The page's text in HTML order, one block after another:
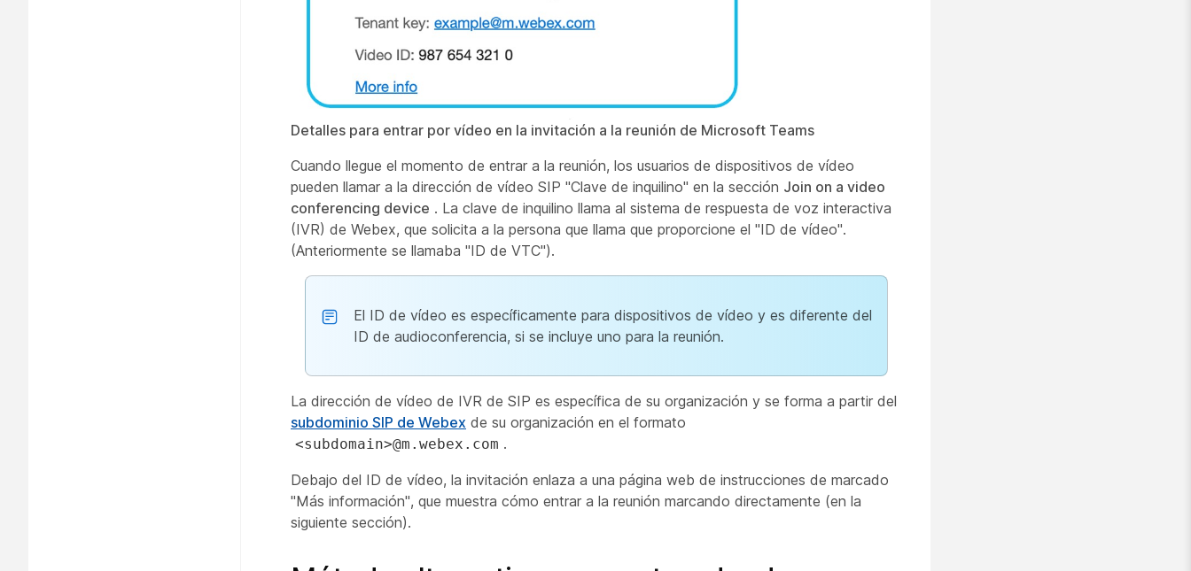
Detalles para entrar por vídeo en la invitación a la reunión de Microsoft Teams
Cuando llegue el momento de entrar a la reunión, los usuarios de dispositivos de vídeo
pueden llamar a la dirección de vídeo SIP "Clave de inquilino" en la sección Join on a video
conferencing device . La clave de inquilino llama al sistema de respuesta de voz interactiva
(IVR) de Webex, que solicita a la persona que llama que proporcione el "ID de vídeo".
(Anteriormente se llamaba "ID de VTC").
El ID de vídeo es específicamente para dispositivos de vídeo y es diferente del
ID de audioconferencia, si se incluye uno para la reunión.
La dirección de vídeo de IVR de SIP es específica de su organización y se forma a partir del
subdominio SIP de Webex de su organización en el formato
<subdomain>@m.webex.com .
Debajo del ID de vídeo, la invitación enlaza a una página web de instrucciones de marcado
"Más información", que muestra cómo entrar a la reunión marcando directamente (en la
siguiente sección).